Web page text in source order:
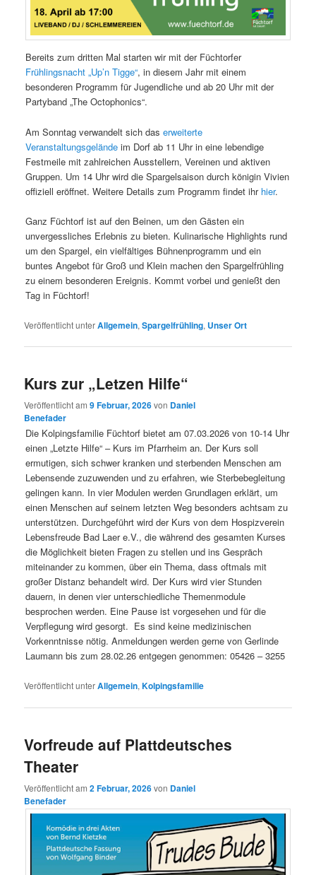
Bereits zum dritten Mal starten wir mit der Füchtorfer
Frühlingsnacht „Up’n Tigge“, in diesem Jahr mit einem
besonderen Programm für Jugendliche und ab 20 Uhr mit der
Partyband „The Octophonics“.
Am Sonntag verwandelt sich daserweiterte
Veranstaltungsgelände im Dorf ab 11 Uhr in eine lebendige
Festmeile mit zahlreichen Ausstellern, Vereinen und aktiven
Gruppen. Um 14 Uhr wird die Spargelsaison durch königin Vivien
offiziell eröffnet. Weitere Details zum Programm findet ihr hier.
Ganz Füchtorf ist auf den Beinen, um den Gästen ein
unvergessliches Erlebnis zu bieten. Kulinarische Highlights rund
um den Spargel, ein vielfältiges Bühnenprogramm und ein
buntes Angebot für Groß und Klein machen den Spargelfrühling
zu einem besonderen Ereignis. Kommt vorbei und genießt den
Tag in Füchtorf!
Veröffentlicht unterAllgemein,Spargelfrühling, Unser Ort
Kurs zur „Letzen Hilfe“
Veröffentlicht am9 Februar, 2026von Daniel
Benefader
Die Kolpingsfamilie Füchtorf bietet am 07.03.2026 von 10-14 Uhr
einen „Letzte Hilfe“ – Kurs im Pfarrheim an. Der Kurs soll
ermutigen, sich schwer kranken und sterbenden Menschen am
Lebensende zuzuwenden und zu erfahren, wie Sterbebegleitung
gelingen kann. In vier Modulen werden Grundlagen erklärt, um
einen Menschen auf seinem letzten Weg besonders achtsam zu
unterstützen. Durchgeführt wird der Kurs von dem Hospizverein
Lebensfreude Bad Laer e.V., die während des gesamten Kurses
die Möglichkeit bieten Fragen zu stellen und ins Gespräch
miteinander zu kommen, über ein Thema, dass oftmals mit
großer Distanz behandelt wird. Der Kurs wird vier Stunden
dauern, in denen vier unterschiedliche Themenmodule
besprochen werden. Eine Pause ist vorgesehen und für die
Verpflegung wird gesorgt. Es sind keine medizinischen
Vorkenntnisse nötig. Anmeldungen werden gerne von Gerlinde
Laumann bis zum 28.02.26 entgegen genommen: 05426 – 3255
Veröffentlicht unterAllgemein,Kolpingsfamilie
Vorfreude auf Plattdeutsches
Theater
Veröffentlicht am2 Februar, 2026von Daniel
Benefader